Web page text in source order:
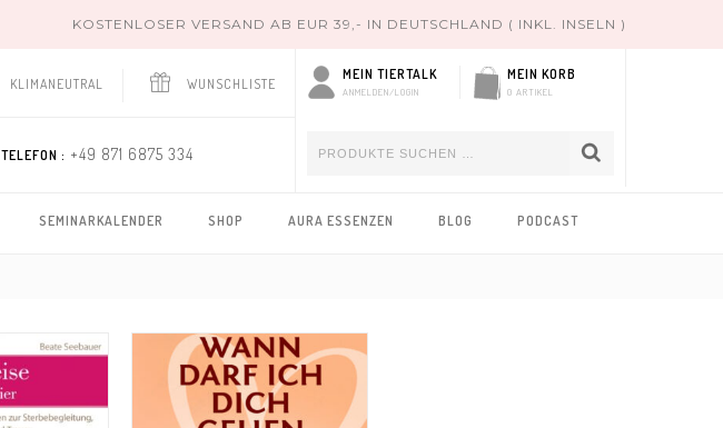
KOSTENLOSER VERSAND AB EUR 39,- IN DEUTSCHLAND ( INKL. INSELN )
MEIN TIERTALK
ANMELDEN/LOGIN
MEIN KORB
0 ARTIKEL
KLIMANEUTRAL WUNSCHLISTE
TELEFON : +49 871 6875 334
SEMINARKALENDER SHOP AURA ESSENZEN BLOG PODCAST